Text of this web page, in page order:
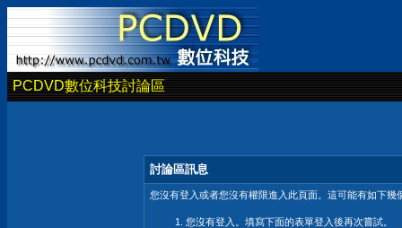
PCDVD數位科技討論區
討論區訊息
您沒有登入或者您沒有權限進入此頁面。這可能有如下幾
您沒有登入。填寫下面的表單登入後再次嘗試。